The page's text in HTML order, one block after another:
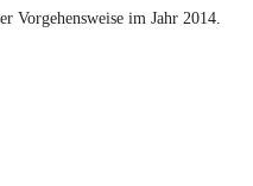
Vorgehensweise im Jahr 2014.